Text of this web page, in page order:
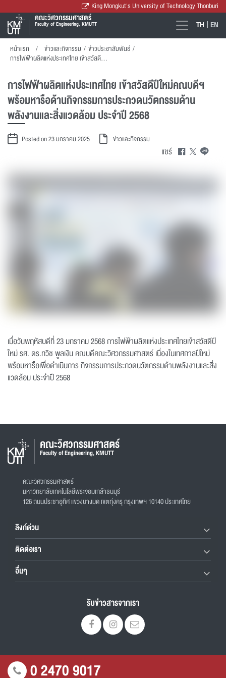
King Mongkut's University of Technology Thonburi
คณะวิศวกรรมศาสตร์
Faculty of Engineering, KMUTT TH EN
หน้าแรก ข่าวและกิจกรรม / ข่าวประชาสัมพันธ์ /
การไฟฟ้าผลิตแห่งประเทศไทย เข้าสวัสดีปีใหม่คณบดีฯ พร้อมหารือด้านกิจกรรมการประกวดนวัตกรรมด้านพลังงานและสิ่งแวดล้อม ประจำปี 2568
การไฟฟ้าผลิตแห่งประเทศไทย เข้าสวัสดีปีใหม่คณบดีฯ
พร้อมหารือด้านกิจกรรมการประกวดนวัตกรรมด้าน
พลังงานและสิ่งแวดล้อม ประจำปี 2568
Posted on 23 มกราคม 2025 ข่าวและกิจกรรม
แชร์
เมื่อวันพฤหัสบดีที่ 23 มกราคม 2568 การไฟฟ้าผลิตแห่งประเทศไทยเข้าสวัสดีปี
ใหม่ รศ. ดร.ทวิช พูลเงิน คณบดีคณะวิศวกรรมศาสตร์ เนื่องในเทศกาลปีใหม่
พร้อมหารือเพื่อดำเนินการ กิจกรรมการประกวดนวัตกรรมด้านพลังงานและสิ่ง
แวดล้อม ประจำปี 2568
คณะวิศวกรรมศาสตร์
Faculty of Engineering, KMUTT
คณะวิศวกรรมศาสตร์
มหาวิทยาลัยเทคโนโลยีพระจอมเกล้าธนบุรี
126 ถนนประชาอุทิศ แขวงบางมด เขตทุ่งครุ กรุงเทพฯ 10140 ประเทศไทย
ลิงก์ด่วน
ติดต่อเรา
อื่นๆ
รับข่าวสารจากเรา
0 2470 9017